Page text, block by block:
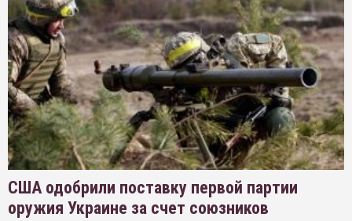
США одобрили поставку первой партии
оружия Украине за счет союзников